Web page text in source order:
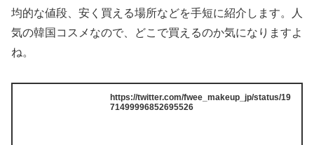
均的な値段、安く買える場所などを手短に紹介します。人
気の韓国コスメなので、どこで買えるのか気になりますよ
ね。
https://twitter.com/fwee_makeup_jp/status/19
71499996852695526